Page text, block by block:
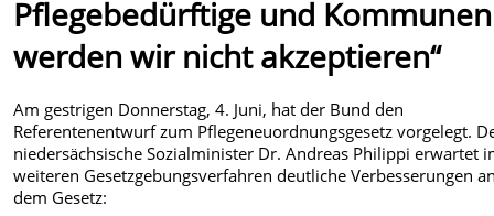
Pflegebedürftige und Kommunen
werden wir nicht akzeptieren“
Am gestrigen Donnerstag, 4. Juni, hat der Bund den
Referentenentwurf zum Pflegeneuordnungsgesetz vorgelegt.
niedersächsische Sozialminister Dr. Andreas Philippi erwartet
weiteren Gesetzgebungsverfahren deutliche Verbesserungen
dem Gesetz: